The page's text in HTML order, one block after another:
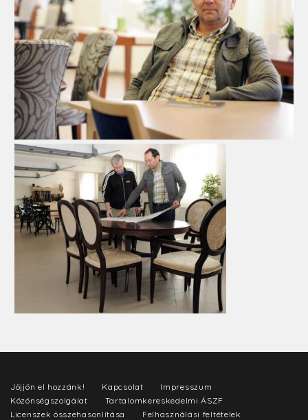
Jöjjön el hozzánk! Kapcsolat
Impresszum
Közönségszolgálat
Tartalomkereskedelmi ÁSZF
Licenszek összehasonlítása
Felhasználási feltételek